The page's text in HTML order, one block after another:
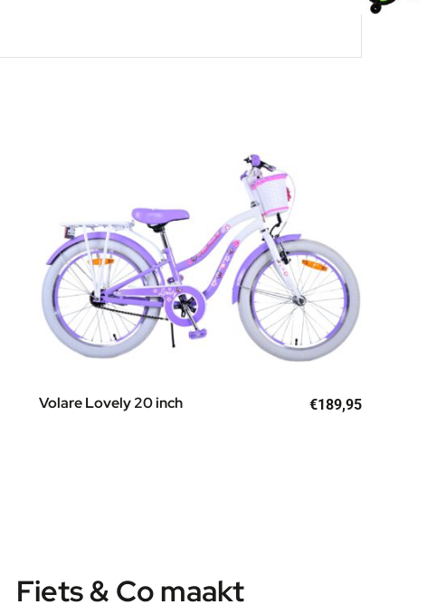
Volare Lovely 20 inch €189,95
Fiets & Co maakt